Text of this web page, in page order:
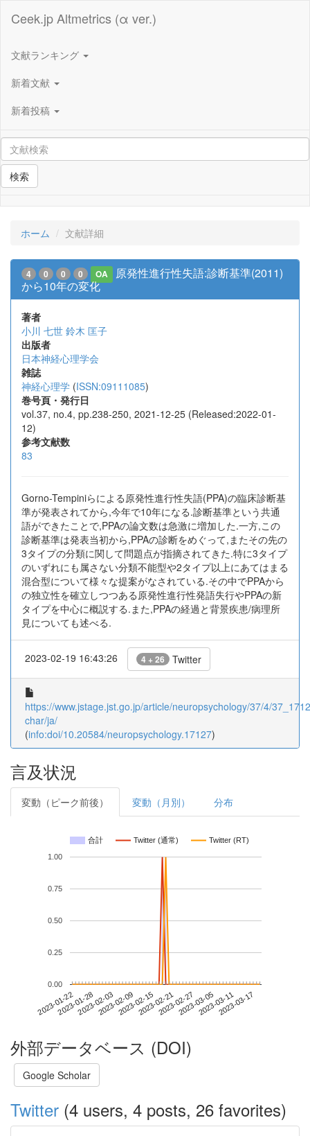
Ceek.jp Altmetrics (α ver.)
文献ランキング
新着文献
新着投稿
検索
ホーム 文献詳細
4 0 0 0 OA
原発性進行性失語:診断基準(2011)
から10年の変化
著者
小川 七世 鈴木 匡子
出版者
日本神経心理学会
雑誌
神経心理学 (ISSN:09111085)
巻号頁・発行日
vol.37, no.4, pp.238-250, 2021-12-25 (Released:2022-01-
12)
参考文献数
83
Gorno-Tempiniらによる原発性進行性失語(PPA)の臨床診断基
準が発表されてから,今年で10年になる.診断基準という共通
語ができたことで,PPAの論文数は急激に増加した.一方,この
診断基準は発表当初から,PPAの診断をめぐって,またその先の
3タイプの分類に関して問題点が指摘されてきた.特に3タイプ
のいずれにも属さない分類不能型や2タイプ以上にあてはまる
混合型について様々な提案がなされている.その中でPPAから
の独立性を確立しつつある原発性進行性発語失行やPPAの新
タイプを中心に概説する.また,PPAの経過と背景疾患/病理所
見についても述べる.
2023-02-19 16:43:26 4 + 26 Twitter
https://www.jstage.jst.go.jp/article/neuropsychology/37/4/
char/ja/
(info:doi/10.20584/neuropsychology.17127)
言及状況
変動（ピーク前後） 変動（月別） 分布
合計 Twitter (通常) Twitter (RT)
2023-01-222023-01-282023-02-032023-02-092023-02-152023-02-212023-02-272023-03-052023-03-112023-03-17
0.00
0.25
0.50
0.75
1.00
外部データベース (DOI)
Google Scholar
Twitter (4 users, 4 posts, 26 favorites)